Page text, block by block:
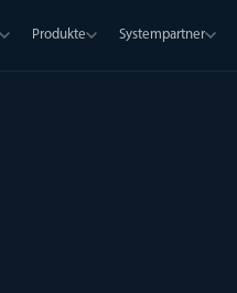
Produkte Systempartner